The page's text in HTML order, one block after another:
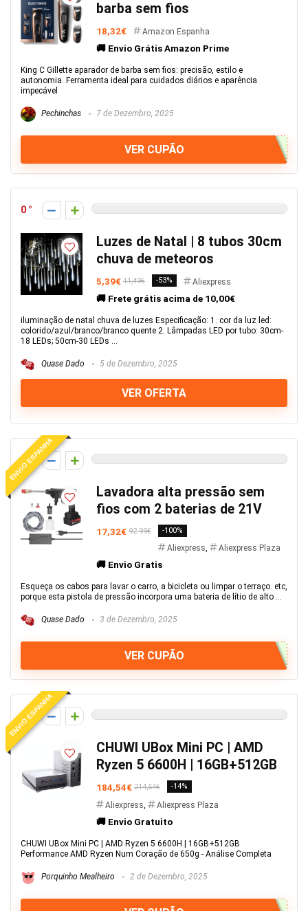
barba sem fios
18,32€ Amazon Espanha
🚚 Envio Grátis Amazon Prime
King C Gillette aparador de barba sem fios: precisão, estilo e
autonomia. Ferramenta ideal para cuidados diários e aparência
impecável
Pechinchas 7 de Dezembro, 2025
VER CUPÃO
0
Luzes de Natal | 8 tubos 30cm
chuva de meteoros
5,39€ 11,49€ -53% Aliexpress
🚚 Frete grátis acima de 10,00€
iluminação de natal chuva de luzes Especificação: 1. cor da luz led:
colorido/azul/branco/branco quente 2. Lâmpadas LED por tubo: 30cm-
18 LEDs; 50cm-30 LEDs ...
Quase Dado 5 de Dezembro, 2025
VER OFERTA
ENVIO ESPANHA
0
Lavadora alta pressão sem
fios com 2 baterias de 21V
17,32€ 92.99€ -100%
Aliexpress, Aliexpress Plaza
🚚 Envio Gratis
Esqueça os cabos para lavar o carro, a bicicleta ou limpar o terraço. etc,
porque esta pistola de pressão incorpora uma bateria de lítio de alto ...
Quase Dado 3 de Dezembro, 2025
VER CUPÃO
ENVIO ESPANHA
0
CHUWI UBox Mini PC | AMD
Ryzen 5 6600H | 16GB+512GB
184,54€ 214,54€ -14%
Aliexpress, Aliexpress Plaza
🚚 Envio Gratuito
CHUWI UBox Mini PC | AMD Ryzen 5 6600H | 16GB+512GB
Performance AMD Ryzen Num Coração de 650g - Análise Completa
Porquinho Mealheiro 2 de Dezembro, 2025